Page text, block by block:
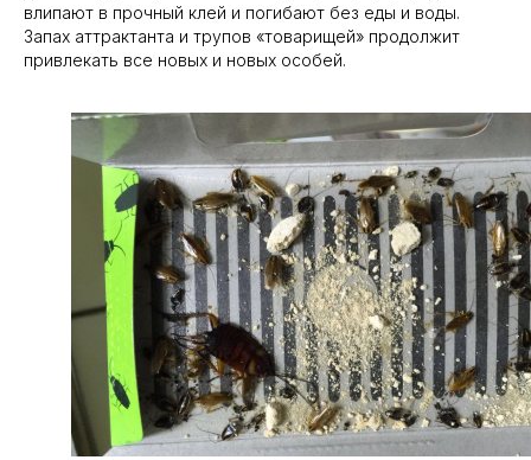
влипают в прочный клей и погибают без еды и воды.
Запах аттрактанта и трупов «товарищей» продолжит
привлекать все новых и новых особей.